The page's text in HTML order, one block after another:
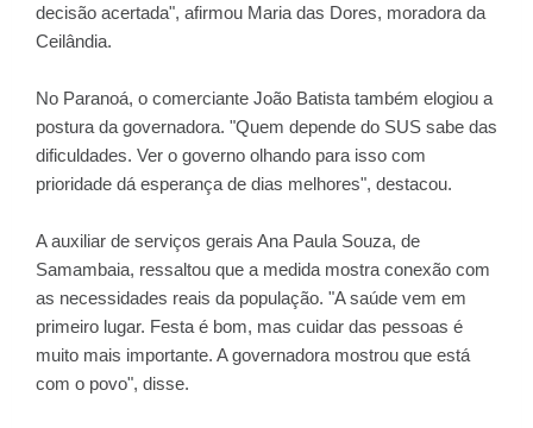
decisão acertada", afirmou Maria das Dores, moradora da
Ceilândia.
No Paranoá, o comerciante João Batista também elogiou a
postura da governadora. "Quem depende do SUS sabe das
dificuldades. Ver o governo olhando para isso com
prioridade dá esperança de dias melhores", destacou.
A auxiliar de serviços gerais Ana Paula Souza, de
Samambaia, ressaltou que a medida mostra conexão com
as necessidades reais da população. "A saúde vem em
primeiro lugar. Festa é bom, mas cuidar das pessoas é
muito mais importante. A governadora mostrou que está
com o povo", disse.